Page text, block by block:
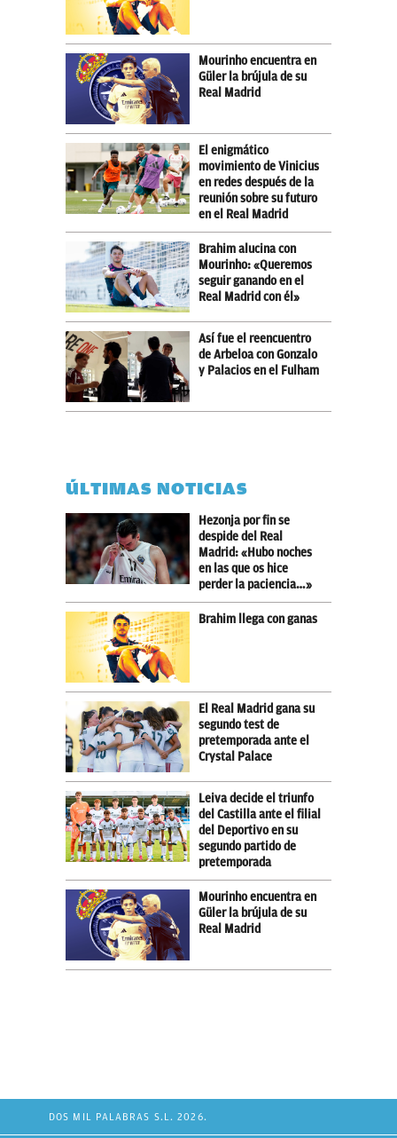
Mourinho encuentra en
Güler la brújula de su
Real Madrid
El enigmático
movimiento de Vinicius
en redes después de la
reunión sobre su futuro
en el Real Madrid
Brahim alucina con
Mourinho: «Queremos
seguir ganando en el
Real Madrid con él»
Así fue el reencuentro
de Arbeloa con Gonzalo
y Palacios en el Fulham
ÚLTIMAS NOTICIAS
Hezonja por fin se
despide del Real
Madrid: «Hubo noches
en las que os hice
perder la paciencia…»
Brahim llega con ganas
El Real Madrid gana su
segundo test de
pretemporada ante el
Crystal Palace
Leiva decide el triunfo
del Castilla ante el filial
del Deportivo en su
segundo partido de
pretemporada
Mourinho encuentra en
Güler la brújula de su
Real Madrid
DOS MIL PALABRAS S.L. 2026.